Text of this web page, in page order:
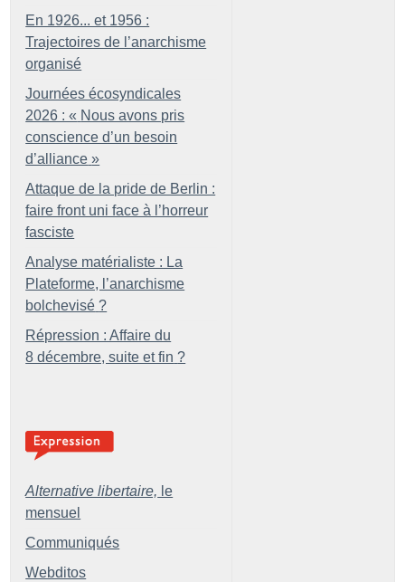
En 1926... et 1956 :
Trajectoires de l’anarchisme
organisé
Journées écosyndicales
2026 : « Nous avons pris
conscience d’un besoin
d’alliance »
Attaque de la pride de Berlin :
faire front uni face à l’horreur
fasciste
Analyse matérialiste : La
Plateforme, l’anarchisme
bolchevisé ?
Répression : Affaire du
8 décembre, suite et fin ?
Alternative libertaire, le
mensuel
Communiqués
Webditos